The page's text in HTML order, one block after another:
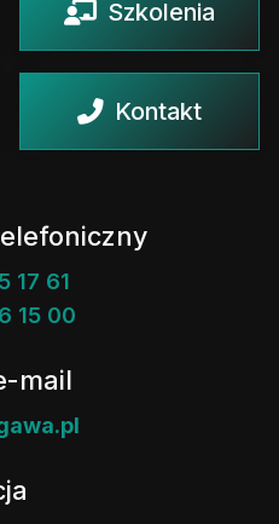
Szkolenia
Kontakt
17 61
15 00
mail